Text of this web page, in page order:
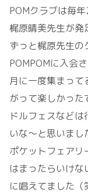
POMクラブは毎
梶原晴美先生が発
ずっと梶原先生の
POMPOMに入会
月に一度集まって
がって楽しかった
ドルフェスなど
いな～と思いまし
ポケットフェアリ
はまったらいけ
に唱えてました（